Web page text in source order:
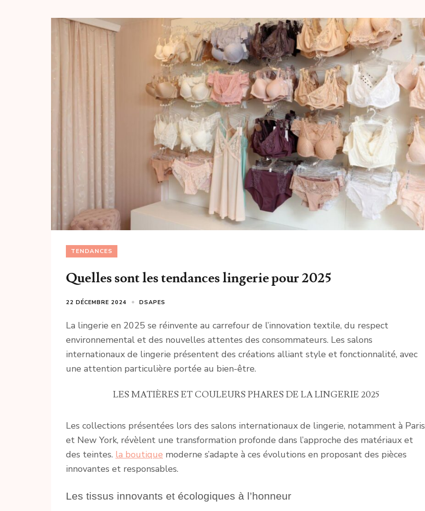
TENDANCES
Quelles sont les tendances lingerie pour 2025
22 DÉCEMBRE 2024 DSAPES
La lingerie en 2025 se réinvente au carrefour de l’innovation textile, du respect
environnemental et des nouvelles attentes des consommateurs. Les salons
internationaux de lingerie présentent des créations alliant style et fonctionnalité, avec
une attention particulière portée au bien-être.
LES MATIÈRES ET COULEURS PHARES DE LA LINGERIE 2025
Les collections présentées lors des salons internationaux de lingerie, notamment à Paris
et New York, révèlent une transformation profonde dans l’approche des matériaux et
des teintes. la boutique moderne s’adapte à ces évolutions en proposant des pièces
innovantes et responsables.
Les tissus innovants et écologiques à l’honneur